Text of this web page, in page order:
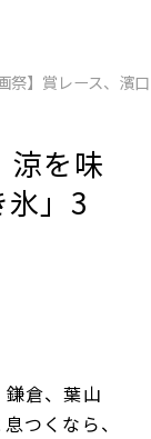
祭】賞レース、濱
涼を味
氷」3
倉、葉山
つくなら、